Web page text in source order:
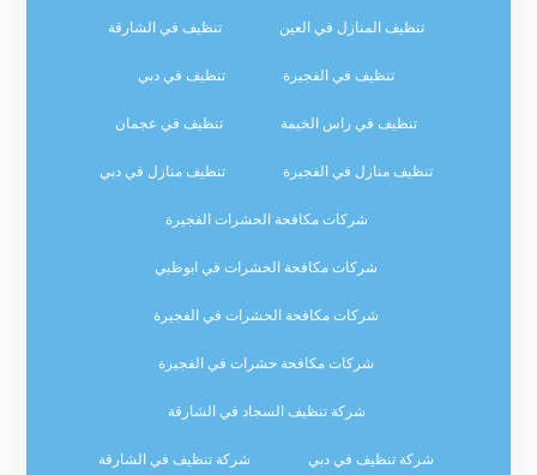
تنظيف المنازل في العين تنظيف في الشارقة
تنظيف في الفجيرة تنظيف في دبي
تنظيف في راس الخيمة تنظيف في عجمان
تنظيف منازل في الفجيرة تنظيف منازل في دبي
شركات مكافحة الحشرات الفجيرة
شركات مكافحة الحشرات في ابوظبي
شركات مكافحة الحشرات في الفجيرة
شركات مكافحة حشرات في الفجيرة
شركة تنظيف السجاد في الشارقة
شركة تنظيف في دبي شركة تنظيف في الشارقة